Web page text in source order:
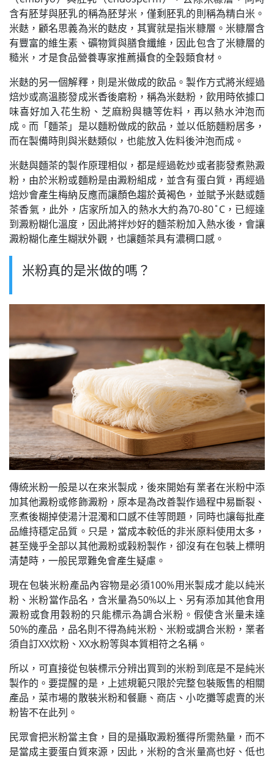
含有胚芽與胚乳的稱為胚芽米，僅剩胚乳的則稱為精白米。
米麩，顧名思義為米的麩皮，其實就是指米糠層。米糠層含
有豐富的維生素、礦物質與膳食纖維，因此包含了米糠層的
糙米，才是食品營養專家推薦攝食的全穀類食材。
米麩的另一個解釋，則是米做成的飲品。製作方式將米經過
焙炒或高溫膨發成米香後磨粉，稱為米麩粉，飲用時依據口
味喜好加入花生粉、芝麻粉與糖等佐料，再以熱水沖泡而
成。而「麵茶」是以麵粉做成的飲品，並以低筋麵粉居多，
而在製備時則與米麩類似，也能放入佐料後沖泡而成。
米麩與麵茶的製作原理相似，都是經過乾炒或者膨發煮熟澱
粉，由於米粉或麵粉是由澱粉組成，並含有蛋白質，再經過
焙炒會產生梅納反應而讓顏色趨於黃褐色，並賦予米麩或麵
茶香氣，此外，店家所加入的熱水大約為70-80˚C，已經達
到澱粉糊化溫度，因此將拌炒好的麵茶粉加入熱水後，會讓
澱粉糊化產生糊狀外觀，也讓麵茶具有濃稠口感。
米粉真的是米做的嗎？
傳統米粉一般是以在來米製成，後來開始有業者在米粉中添
加其他澱粉或修飾澱粉，原本是為改善製作過程中易斷裂、
烹煮後糊掉使湯汁混濁和口感不佳等問題，同時也讓每批產
品維持穩定品質。只是，當成本較低的非米原料使用太多，
甚至幾乎全部以其他澱粉或榖粉製作，卻沒有在包裝上標明
清楚時，一般民眾難免會產生疑慮。
現在包裝米粉產品內容物是必須100%用米製成才能以純米
粉、米粉當作品名，含米量為50%以上、另有添加其他食用
澱粉或食用穀粉的只能標示為調合米粉。假使含米量未達
50%的產品，品名則不得為純米粉、米粉或調合米粉，業者
須自訂XX炊粉、XX水粉等與本質相符之名稱。
所以，可直接從包裝標示分辨出買到的米粉到底是不是純米
製作的。要提醒的是，上述規範只限於完整包裝販售的相關
產品，菜市場的散裝米粉和餐廳、商店、小吃攤等處賣的米
粉皆不在此列。
民眾會把米粉當主食，目的是攝取澱粉獲得所需熱量，而不
是當成主要蛋白質來源，因此，米粉的含米量高也好、低也